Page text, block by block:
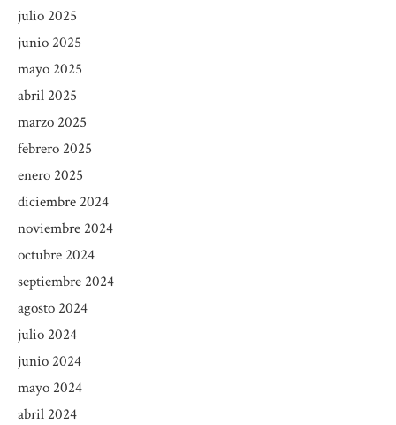
julio 2025
junio 2025
mayo 2025
abril 2025
marzo 2025
febrero 2025
enero 2025
diciembre 2024
noviembre 2024
octubre 2024
septiembre 2024
agosto 2024
julio 2024
junio 2024
mayo 2024
abril 2024